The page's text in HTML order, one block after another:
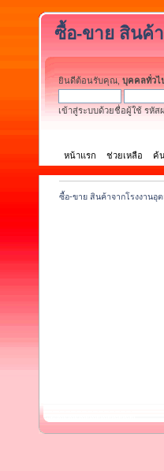
ซื้อ-ขาย สินค้
ยินดีต้อนรับคุณ, บุคคลทั่วไ
เข้าสู่ระบบด้วยชื่อผู้ใช้ รหัส
หน้าแรก ช่วยเหลือ ค้
ซื้อ-ขาย สินค้าจากโรงงานอุ